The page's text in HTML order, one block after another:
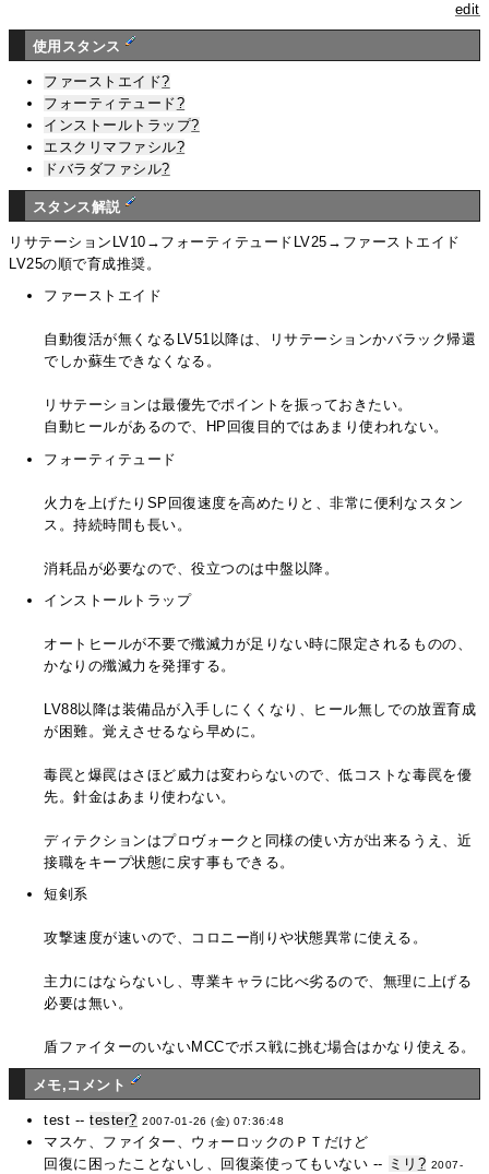
edit
使用スタンス
ファーストエイド?
フォーティテュード?
インストールトラップ?
エスクリマファシル?
ドバラダファシル?
スタンス解説
リサテーションLV10→フォーティテュードLV25→ファーストエイド
LV25の順で育成推奨。
ファーストエイド
自動復活が無くなるLV51以降は、リサテーションかバラック帰還
でしか蘇生できなくなる。
リサテーションは最優先でポイントを振っておきたい。
自動ヒールがあるので、HP回復目的ではあまり使われない。
フォーティテュード
火力を上げたりSP回復速度を高めたりと、非常に便利なスタン
ス。持続時間も長い。
消耗品が必要なので、役立つのは中盤以降。
インストールトラップ
オートヒールが不要で殲滅力が足りない時に限定されるものの、
かなりの殲滅力を発揮する。
LV88以降は装備品が入手しにくくなり、ヒール無しでの放置育成
が困難。覚えさせるなら早めに。
毒罠と爆罠はさほど威力は変わらないので、低コストな毒罠を優
先。針金はあまり使わない。
ディテクションはプロヴォークと同様の使い方が出来るうえ、近
接職をキープ状態に戻す事もできる。
短剣系
攻撃速度が速いので、コロニー削りや状態異常に使える。
主力にはならないし、専業キャラに比べ劣るので、無理に上げる
必要は無い。
盾ファイターのいないMCCでボス戦に挑む場合はかなり使える。
メモ,コメント
test --tester? 2007-01-26 (金) 07:36:48
マスケ、ファイター、ウォーロックのＰＴだけど
回復に困ったことないし、回復薬使ってもいない -- ミリ ? 2007-